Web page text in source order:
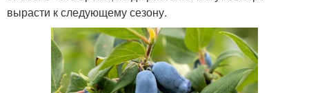
вырасти к следующему сезону.